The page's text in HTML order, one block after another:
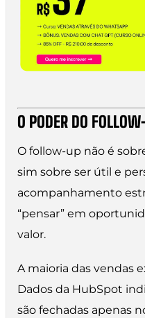
O PODER DO
O follow-up não é
sim sobre ser útil e
acompanhamento
“pensar” em
valor.
A maioria das vendas
Dados da HubSpot
são fechadas apenas